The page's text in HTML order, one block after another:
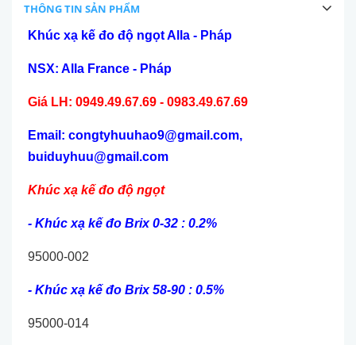
THÔNG TIN SẢN PHẨM
Khúc xạ kế đo độ ngọt Alla - Pháp
NSX: Alla France - Pháp
Giá LH: 0949.49.67.69 - 0983.49.67.69
Email: congtyhuuhao9@gmail.com,
buiduyhuu@gmail.com
Khúc xạ kế đo độ ngọt
- Khúc xạ kế đo Brix 0-32 : 0.2%
95000-002
- Khúc xạ kế đo Brix 58-90 : 0.5%
95000-014